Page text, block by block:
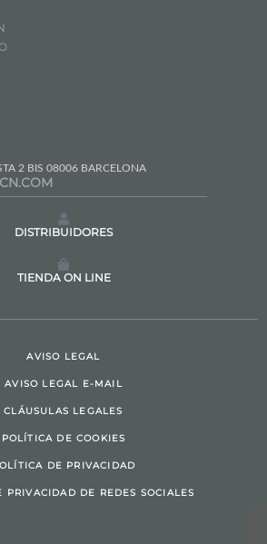
2 BIS 08006 BARCELONA
DISTRIBUIDORES
TIENDA ON LINE
AVISO LEGAL
AVISO LEGAL E-MAIL
CLÁUSULAS LEGALES
POLÍTICA DE COOKIES
DE PRIVACIDAD
PRIVACIDAD DE REDES SOCIALES